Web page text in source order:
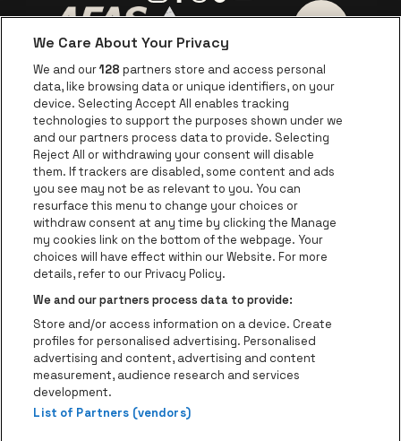
Ga naar
Ga naar de website van Europcar
Ga naar de
Ga naar de website van Coca-Cola
Ga naar de website van
Ga naar de
Ga naar de website van Champagne
Ga naar de website
Ga naar de website van Het
Ga naar de
AFAS Dome is een deel van be•at
AFAS Dome
Schijnpoortweg 119, 2170 Antwerpen
Be-At Venues
Schijnpoortweg 119, 2170 Antwerpen
BTW (BE) 0461.051.688 - RPR Antwerpen
BNP Paribas Fortis - IBAN: BE93 2200 4925 0067 - BIC:
GEBABEBB
We Care About Your Privacy
We and our128 partners store and access personal
data, like browsing data or unique identifiers, on your
device. Selecting Accept All enables tracking
technologies to support the purposes shown under we
and our partners process data to provide. Selecting
Reject All or withdrawing your consent will disable
them. If trackers are disabled, some content and ads
you see may not be as relevant to you. You can
resurface this menu to change your choices or
withdraw consent at any time by clicking the Manage
my cookies link on the bottom of the webpage. Your
choices will have effect within our Website. For more
details, refer to our Privacy Policy.
We and our partners process data to provide:
Store and/or access information on a device. Create
profiles for personalised advertising. Personalised
advertising and content, advertising and content
measurement, audience research and services
development.
List of Partners (vendors)